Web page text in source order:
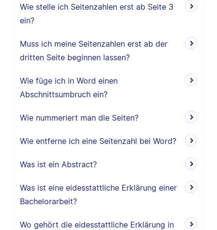
Wie stelle ich Seitenzahlen erst ab Seite 3
ein?
Muss ich meine Seitenzahlen erst ab der
dritten Seite beginnen lassen?
Wie füge ich in Word einen
Abschnittsumbruch ein?
Wie nummeriert man die Seiten?
Wie entferne ich eine Seitenzahl bei Word?
Was ist ein Abstract?
Was ist eine eidesstattliche Erklärung einer
Bachelorarbeit?
Wo gehört die eidesstattliche Erklärung in